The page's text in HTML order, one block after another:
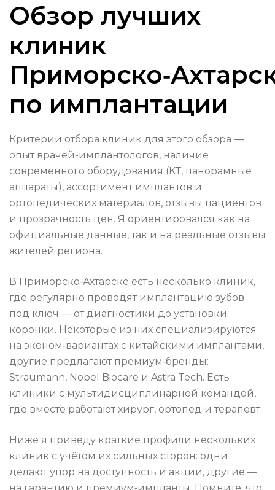
Обзор лучших
клиник
по имплантации
Критерии отбора клиник для этого обзора —
опыт врачей-имплантологов, наличие
современного оборудования (КТ, панорамные
аппараты), ассортимент имплантов и
ортопедических материалов, отзывы пациентов
и прозрачность цен. Я ориентировался как на
официальные данные, так и на реальные отзывы
жителей региона.
В Приморско‑Ахтарске есть несколько клиник,
где регулярно проводят имплантацию зубов
под ключ — от диагностики до установки
коронки. Некоторые из них специализируются
на эконом‑вариантах с китайскими имплантами,
другие предлагают премиум‑бренды:
Straumann, Nobel Biocare и Astra Tech. Есть
клиники с мультидисциплинарной командой,
где вместе работают хирург, ортопед и терапевт.
Ниже я приведу краткие профили нескольких
клиник с учётом их сильных сторон: одни
делают упор на доступность и акции, другие —